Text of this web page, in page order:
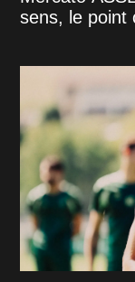
sens, le point